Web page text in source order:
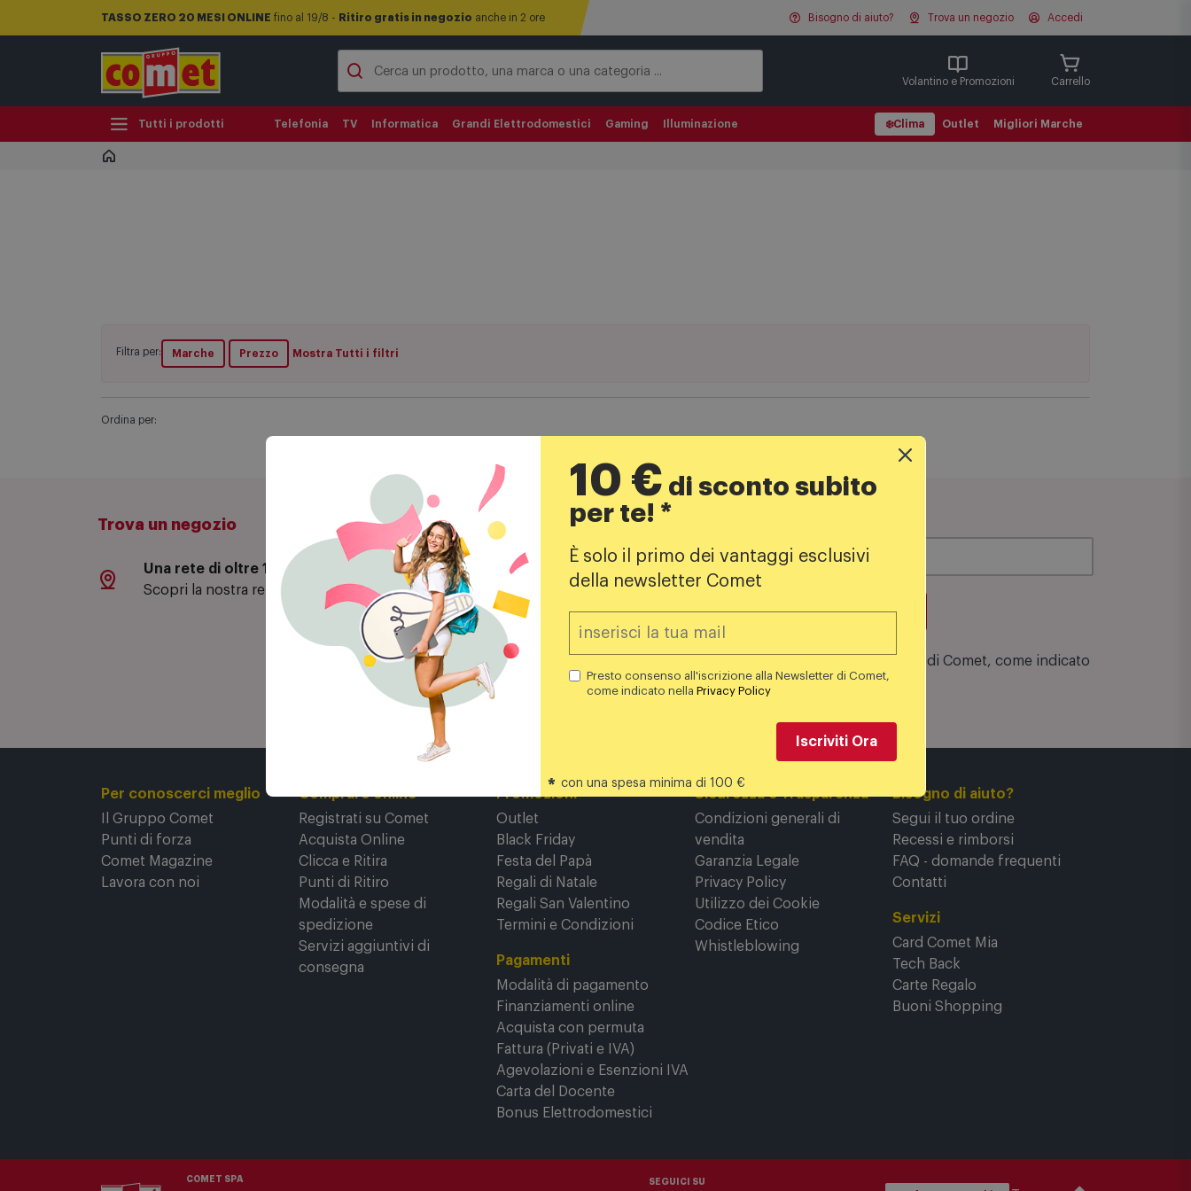
TASSO ZERO 20 MESI ONLINE fino al 19/8 - Ritiro gratis in negozio anche in 2 ore Bisogno di aiuto? Trova un negozio Accedi
Volantino e Promozioni Carrello
Tutti i prodotti Telefonia TV Informatica Grandi Elettrodomestici Gaming Illuminazione ❄️Clima Outlet Migliori Marche
Filtra per: Marche Prezzo Mostra Tutti i filtri
Ordina per:
Trova un negozio
Una rete di oltre 130 negozi
Scopri la nostra rete di negozi.
Scopri i negozi
Iscriviti alla newsletter!
Iscrivimi
Presto consenso alla iscrizione alla Newsletter di Comet, come indicato
nellaPrivacy Policy.
Per conoscerci meglio
Il Gruppo Comet
Punti di forza
Comet Magazine
Lavora con noi
Comprare online
Registrati su Comet
Acquista Online
Clicca e Ritira
Punti di Ritiro
Modalità e spese di
spedizione
Servizi aggiuntivi di
consegna
Promozioni
Outlet
Black Friday
Festa del Papà
Regali di Natale
Regali San Valentino
Termini e Condizioni
Pagamenti
Modalità di pagamento
Finanziamenti online
Acquista con permuta
Fattura (Privati e IVA)
Agevolazioni e Esenzioni IVA
Carta del Docente
Bonus Elettrodomestici
Sicurezza e Trasparenza
Condizioni generali di
vendita
Garanzia Legale
Privacy Policy
Utilizzo dei Cookie
Codice Etico
Whistleblowing
Bisogno di aiuto?
Segui il tuo ordine
Recessi e rimborsi
FAQ - domande frequenti
Contatti
Servizi
Card Comet Mia
Tech Back
Carte Regalo
Buoni Shopping
COMET SPA SEGUICI SU
10 € di sconto subito
per te! *
È solo il primo dei vantaggi esclusivi
della newsletter Comet
Presto consenso all'iscrizione alla Newsletter di Comet,
come indicato nella Privacy Policy
Iscriviti Ora
* con una spesa minima di 100 €